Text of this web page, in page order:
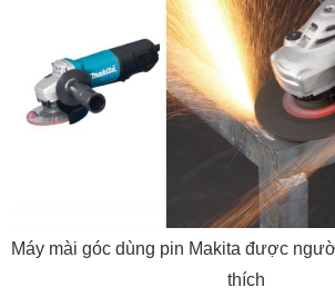
Máy mài góc dùng pin Makita được
thích